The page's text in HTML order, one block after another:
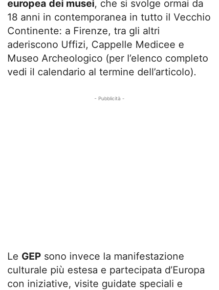
europea dei musei, che si svolge ormai da
18 anni in contemporanea in tutto il Vecchio
Continente: a Firenze, tra gli altri
aderiscono Uffizi, Cappelle Medicee e
Museo Archeologico (per l’elenco completo
vedi il calendario al termine dell’articolo).
- Pubblicità -
Le GEP sono invece la manifestazione
culturale più estesa e partecipata d’Europa
con iniziative, visite guidate speciali e